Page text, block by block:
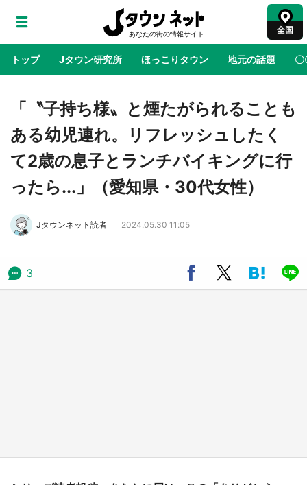
全国
トップ Jタウン研究所 ほっこりタウン 地元の話題 〇
地域×二次元 絶景 あの時はありがとう 物語がはじ
ラプラス・ダークネスが栃木県を征服！？ 県
公式プロモ動画で「聖地」が生産されてます
【7／31～1／31】
む 六本木ヒルズ展望台でコラボ、本邦初公開
日向翔陽＆影山飛雄が笹かまを食べる！ アニ
メ『ハイキュー！！』×老舗「鐘崎」コラボで
「〝子持ち様〟と煙たがられることも
ある幼児連れ。リフレッシュしたく
て2歳の息子とランチバイキングに行
ったら...」（愛知県・30代女性）
Jタウンネット読者 2024.05.30 11:05
3